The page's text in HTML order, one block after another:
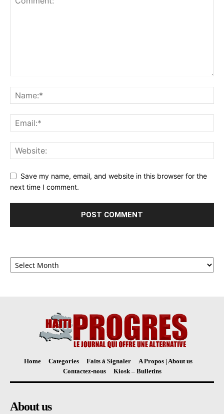
Save my name, email, and website in this browser for the
next time I comment.
Archives
Home Categories Faits à Signaler
A Propos | About us
Contactez-nous
Kiosk – Bulletins
About us